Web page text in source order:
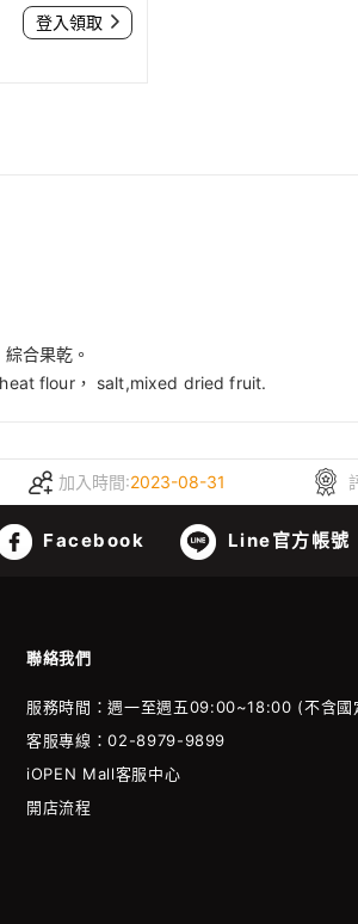
登入領取
合果乾。
flour， salt,mixed dried fruit.
加入時間:2023-08-31
Facebook Line官方帳號
聯絡我們
服務時間：週一至週五09:00~18:00 (不含國
客服專線：02-8979-9899
iOPEN Mall客服中心
開店流程